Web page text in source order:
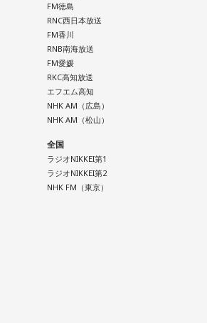
FM徳島
RNC西日本放送
FM香川
RNB南海放送
FM愛媛
RKC高知放送
エフエム高知
NHK AM（広島）
NHK AM（松山）
全国
ラジオNIKKEI第1
ラジオNIKKEI第2
NHK FM（東京）